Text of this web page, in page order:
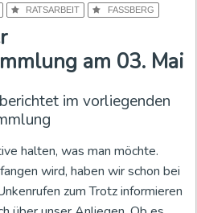
RATSARBEIT FASSBERG
am 03. Mai
im vorliegenden
halten, was man möchte.
wird, haben wir schon bei
zum Trotz informieren